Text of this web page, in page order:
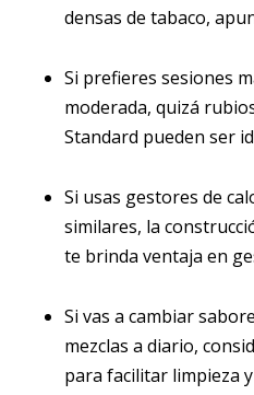
densas de tabaco,
Si prefieres sesiones
moderada, quizá
Standard pueden ser
Si usas gestores de
similares, la
te brinda ventaja en
Si vas a cambiar
mezclas a diario,
para facilitar limpieza